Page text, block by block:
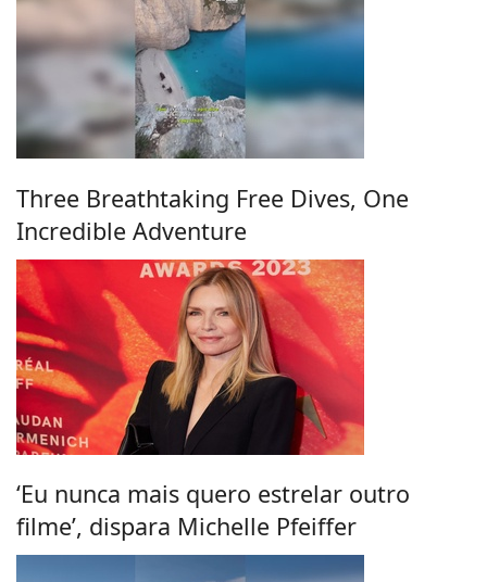
Three Breathtaking Free Dives, One
Incredible Adventure
‘Eu nunca mais quero estrelar outro
filme’, dispara Michelle Pfeiffer